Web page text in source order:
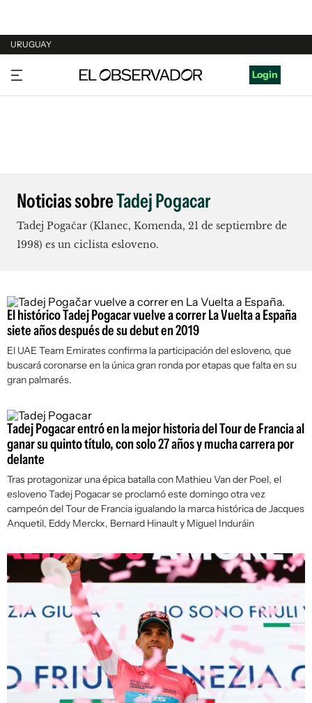
URUGUAY
URUGUAY
ARGENTINA
Login
Noticias sobreTadej Pogacar
Tadej Pogačar (Klanec, Komenda, 21 de septiembre de
1998) es un ciclista esloveno.
El histórico Tadej Pogacar vuelve a correr La Vuelta a España
siete años después de su debut en 2019
El UAE Team Emirates confirma la participación del esloveno, que
buscará coronarse en la única gran ronda por etapas que falta en su
gran palmarés.
Tadej Pogacar entró en la mejor historia del Tour de Francia al
ganar su quinto título, con solo 27 años y mucha carrera por
delante
Tras protagonizar una épica batalla con Mathieu Van der Poel, el
esloveno Tadej Pogacar se proclamó este domingo otra vez
campeón del Tour de Francia igualando la marca histórica de Jacques
Anquetil, Eddy Merckx, Bernard Hinault y Miguel Induráin